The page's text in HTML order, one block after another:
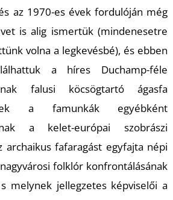
az 1970-es évek fordulóján még
is alig ismertük (mindenesetre
volna a legkevésbé), és ebben
a híres Duchamp-féle
falusi köcsögtartó ágasfa
a famunkák egyébként
a kelet-európai szobrászi
archaikus fafaragást egyfajta népi
folklór konfrontálásának
melynek jellegzetes képviselői a